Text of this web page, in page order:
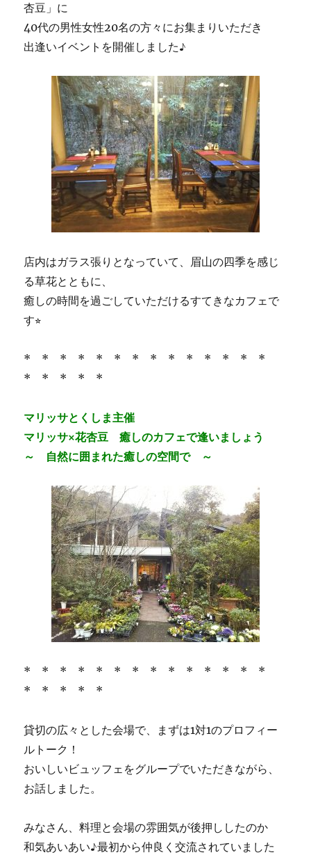
杏豆」に
40代の男性女性20名の方々にお集まりいただき
出逢いイベントを開催しました♪
店内はガラス張りとなっていて、眉山の四季を感じ
る草花とともに、
癒しの時間を過ごしていただけるすてきなカフェで
す⭐︎
* * * * * * * * * * * * * *
* * * * *
マリッサとくしま主催
マリッサ×花杏豆 癒しのカフェで逢いましょう
～ 自然に囲まれた癒しの空間で ～
* * * * * * * * * * * * * *
* * * * *
貸切の広々とした会場で、まずは1対1のプロフィー
ルトーク！
おいしいビュッフェをグループでいただきながら、
お話しました。
みなさん、料理と会場の雰囲気が後押ししたのか
和気あいあい♪最初から仲良く交流されていました